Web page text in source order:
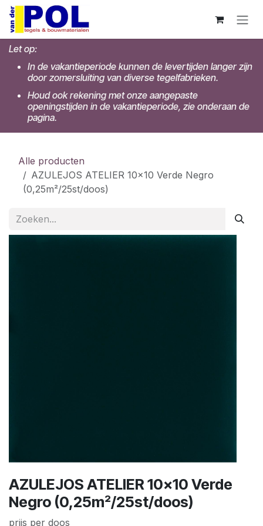
Overslaan naar inhoud
Let op:
In de vakantieperiode kunnen de levertijden langer zijn
door zomersluiting van diverse tegelfabrieken.
Houd ook rekening met onze aangepaste
openingstijden in de vakantieperiode, zie onderaan de
pagina.
Alle producten
AZULEJOS ATELIER 10x10 Verde Negro
(0,25m²/25st/doos)
AZULEJOS ATELIER 10x10 Verde
Negro (0,25m²/25st/doos)
prijs per doos